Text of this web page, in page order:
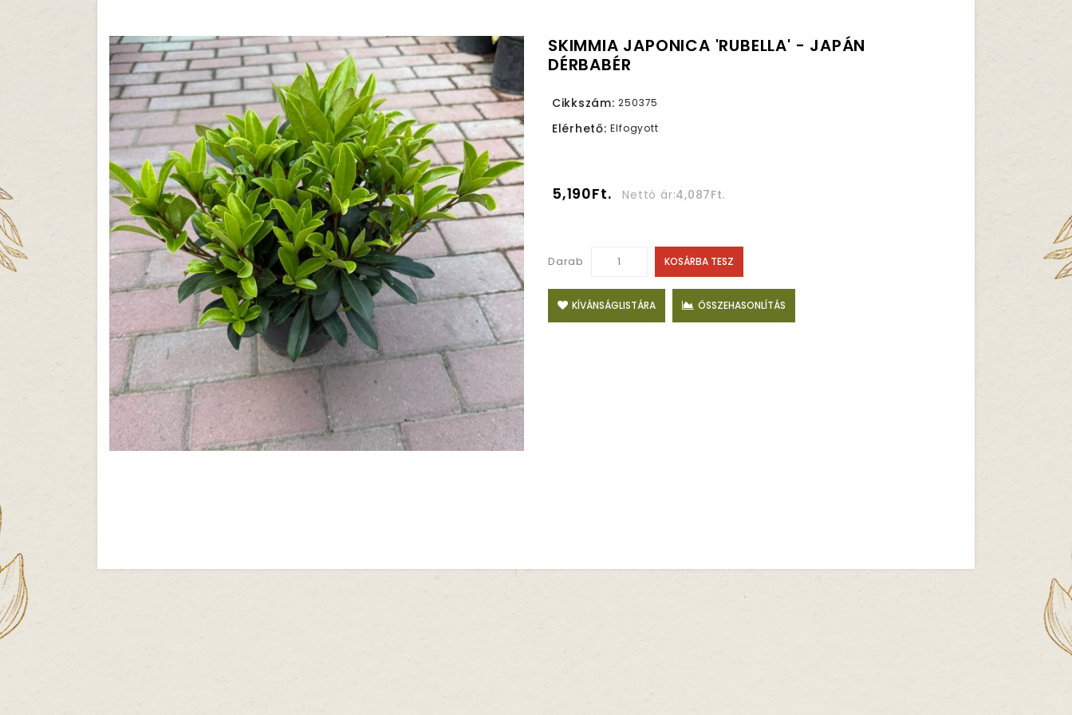
SKIMMIA JAPONICA 'RUBELLA' - JAPÁN
DÉRBABÉR
Cikkszám: 250375
Elérhető: Elfogyott
5,190Ft. Nettó ár:4,087Ft.
Darab KOSÁRBA TESZ
KÍVÁNSÁGLISTÁRA ÖSSZEHASONLÍTÁS